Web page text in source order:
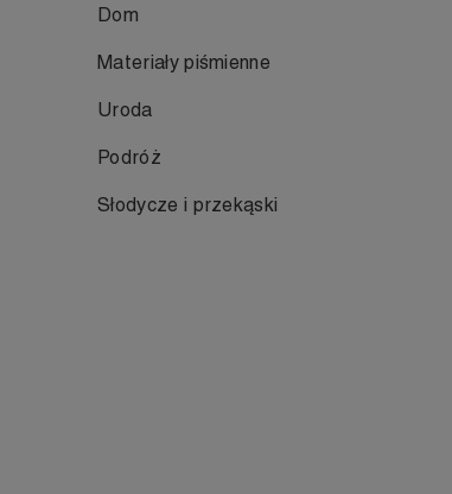
Dom
Materiały piśmienne
Uroda
Podróż
Słodycze i przekąski